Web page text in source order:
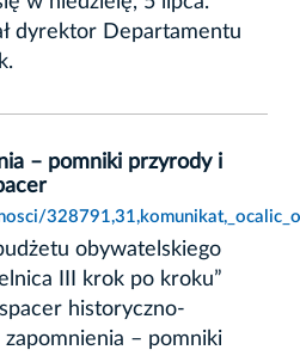
dyrektor Departamentu
– pomniki przyrody i
obywatelskiego
III krok po kroku”
historyczno-
– pomniki